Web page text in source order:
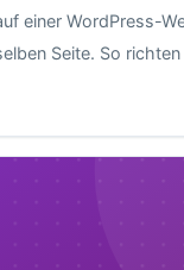
einer WordPress-
Seite. So